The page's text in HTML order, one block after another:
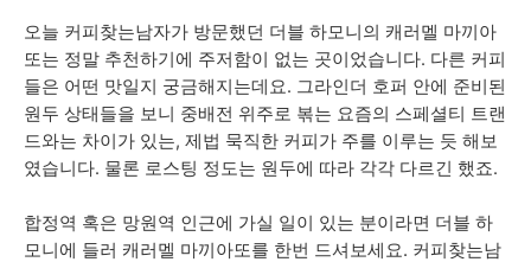
오늘 커피찾는남자가 방문했던 더블 하모니의 캐러멜 마끼아
또는 정말 추천하기에 주저함이 없는 곳이었습니다. 다른 커피
들은 어떤 맛일지 궁금해지는데요. 그라인더 호퍼 안에 준비된
원두 상태들을 보니 중배전 위주로 볶는 요즘의 스페셜티 트랜
드와는 차이가 있는, 제법 묵직한 커피가 주를 이루는 듯 해보
였습니다. 물론 로스팅 정도는 원두에 따라 각각 다르긴 했죠.
합정역 혹은 망원역 인근에 가실 일이 있는 분이라면 더블 하
모니에 들러 캐러멜 마끼아또를 한번 드셔보세요. 커피찾는남